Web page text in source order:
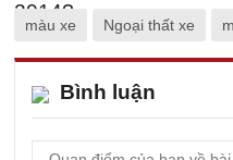
màu xe Ngoại thất xe
Bình luận